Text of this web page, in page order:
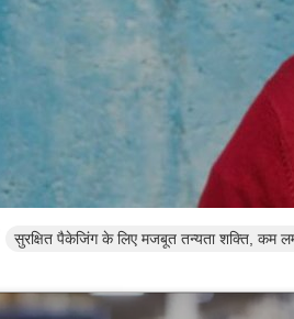
सुरक्षित पैकेजिंग के लिए मजबूत तन्यता शक्ति, कम